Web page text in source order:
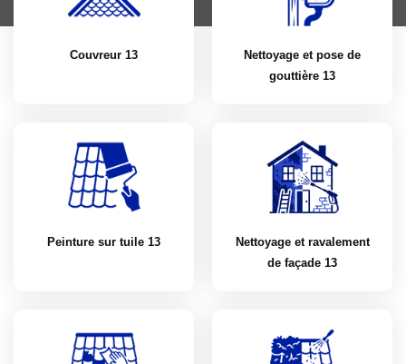
Couvreur 13
Nettoyage et pose de
gouttière 13
Peinture sur tuile 13
Nettoyage et ravalement
de façade 13